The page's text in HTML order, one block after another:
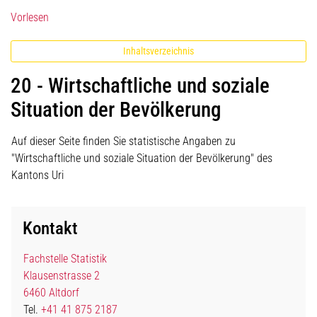
Vorlesen
Inhaltsverzeichnis
20 - Wirtschaftliche und soziale
Situation der Bevölkerung
Auf dieser Seite finden Sie statistische Angaben zu
"Wirtschaftliche und soziale Situation der Bevölkerung" des
Kantons Uri
Kontakt
Fachstelle Statistik
Klausenstrasse 2
6460 Altdorf
Tel. +41 41 875 2187